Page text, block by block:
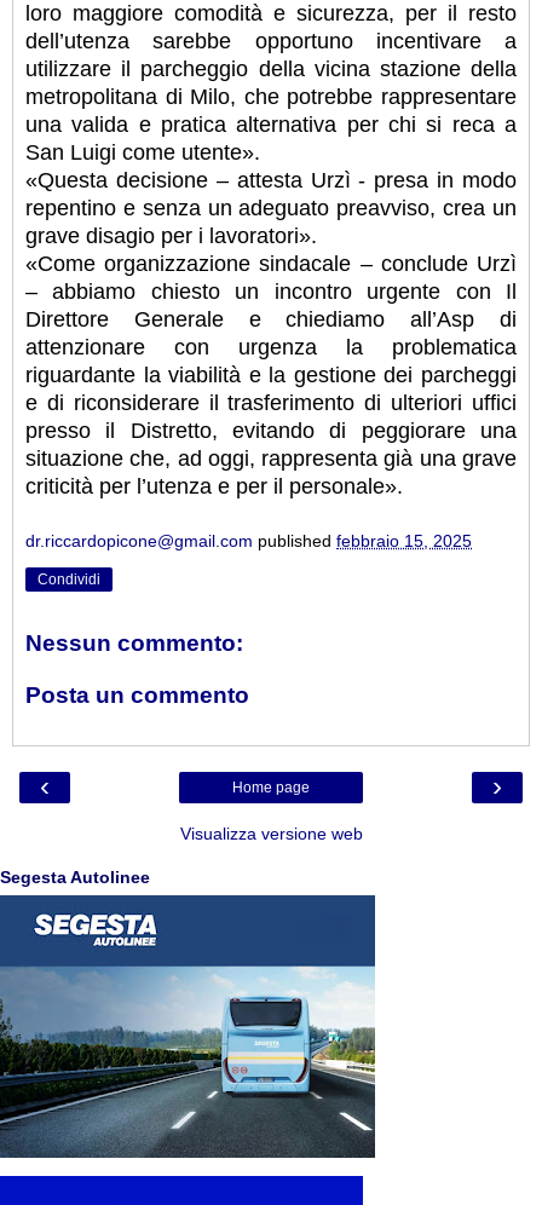
loro maggiore comodità e sicurezza, per il resto
dell’utenza sarebbe opportuno incentivare a
utilizzare il parcheggio della vicina stazione della
metropolitana di Milo, che potrebbe rappresentare
una valida e pratica alternativa per chi si reca a
San Luigi come utente».
«Questa decisione – attesta Urzì - presa in modo
repentino e senza un adeguato preavviso, crea un
grave disagio per i lavoratori».
«Come organizzazione sindacale – conclude Urzì
– abbiamo chiesto un incontro urgente con Il
Direttore Generale e chiediamo all’Asp di
attenzionare con urgenza la problematica
riguardante la viabilità e la gestione dei parcheggi
e di riconsiderare il trasferimento di ulteriori uffici
presso il Distretto, evitando di peggiorare una
situazione che, ad oggi, rappresenta già una grave
criticità per l’utenza e per il personale».
dr.riccardopicone@gmail.com published febbraio 15, 2025
Condividi
Nessun commento:
Posta un commento
‹ ›
Home page
Visualizza versione web
Segesta Autolinee